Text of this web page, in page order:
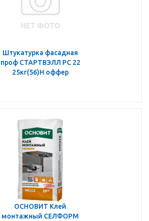
Штукатурка фасадная
проф СТАРТВЭЛЛ PC 22
25кг(56)Н оффер
ОСНОВИТ Клей
монтажный СЕЛФОРМ